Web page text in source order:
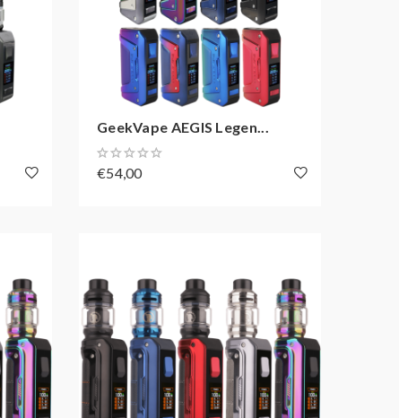
GeekVape AEGIS Legen...
€54,00